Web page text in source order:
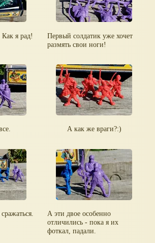
я рад!
Первый солдатик уже хочет
размять свои ноги!
А как же враги?:)
А эти двое особенно
отличились - пока я их
фоткал, падали.